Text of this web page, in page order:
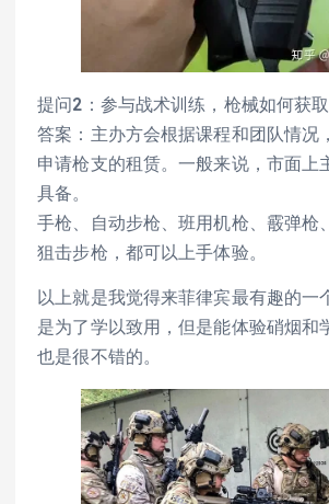
提问2：参与战术训练，枪械如何获取
答案：主办方会根据课程和团队情况
申请枪支的租赁。一般来说，市面上
具备。
手枪、自动步枪、班用机枪、霰弹枪
狙击步枪，都可以上手体验。
以上就是我觉得来菲律宾最有趣的一
是为了学以致用，但是能体验硝烟和
也是很不错的。